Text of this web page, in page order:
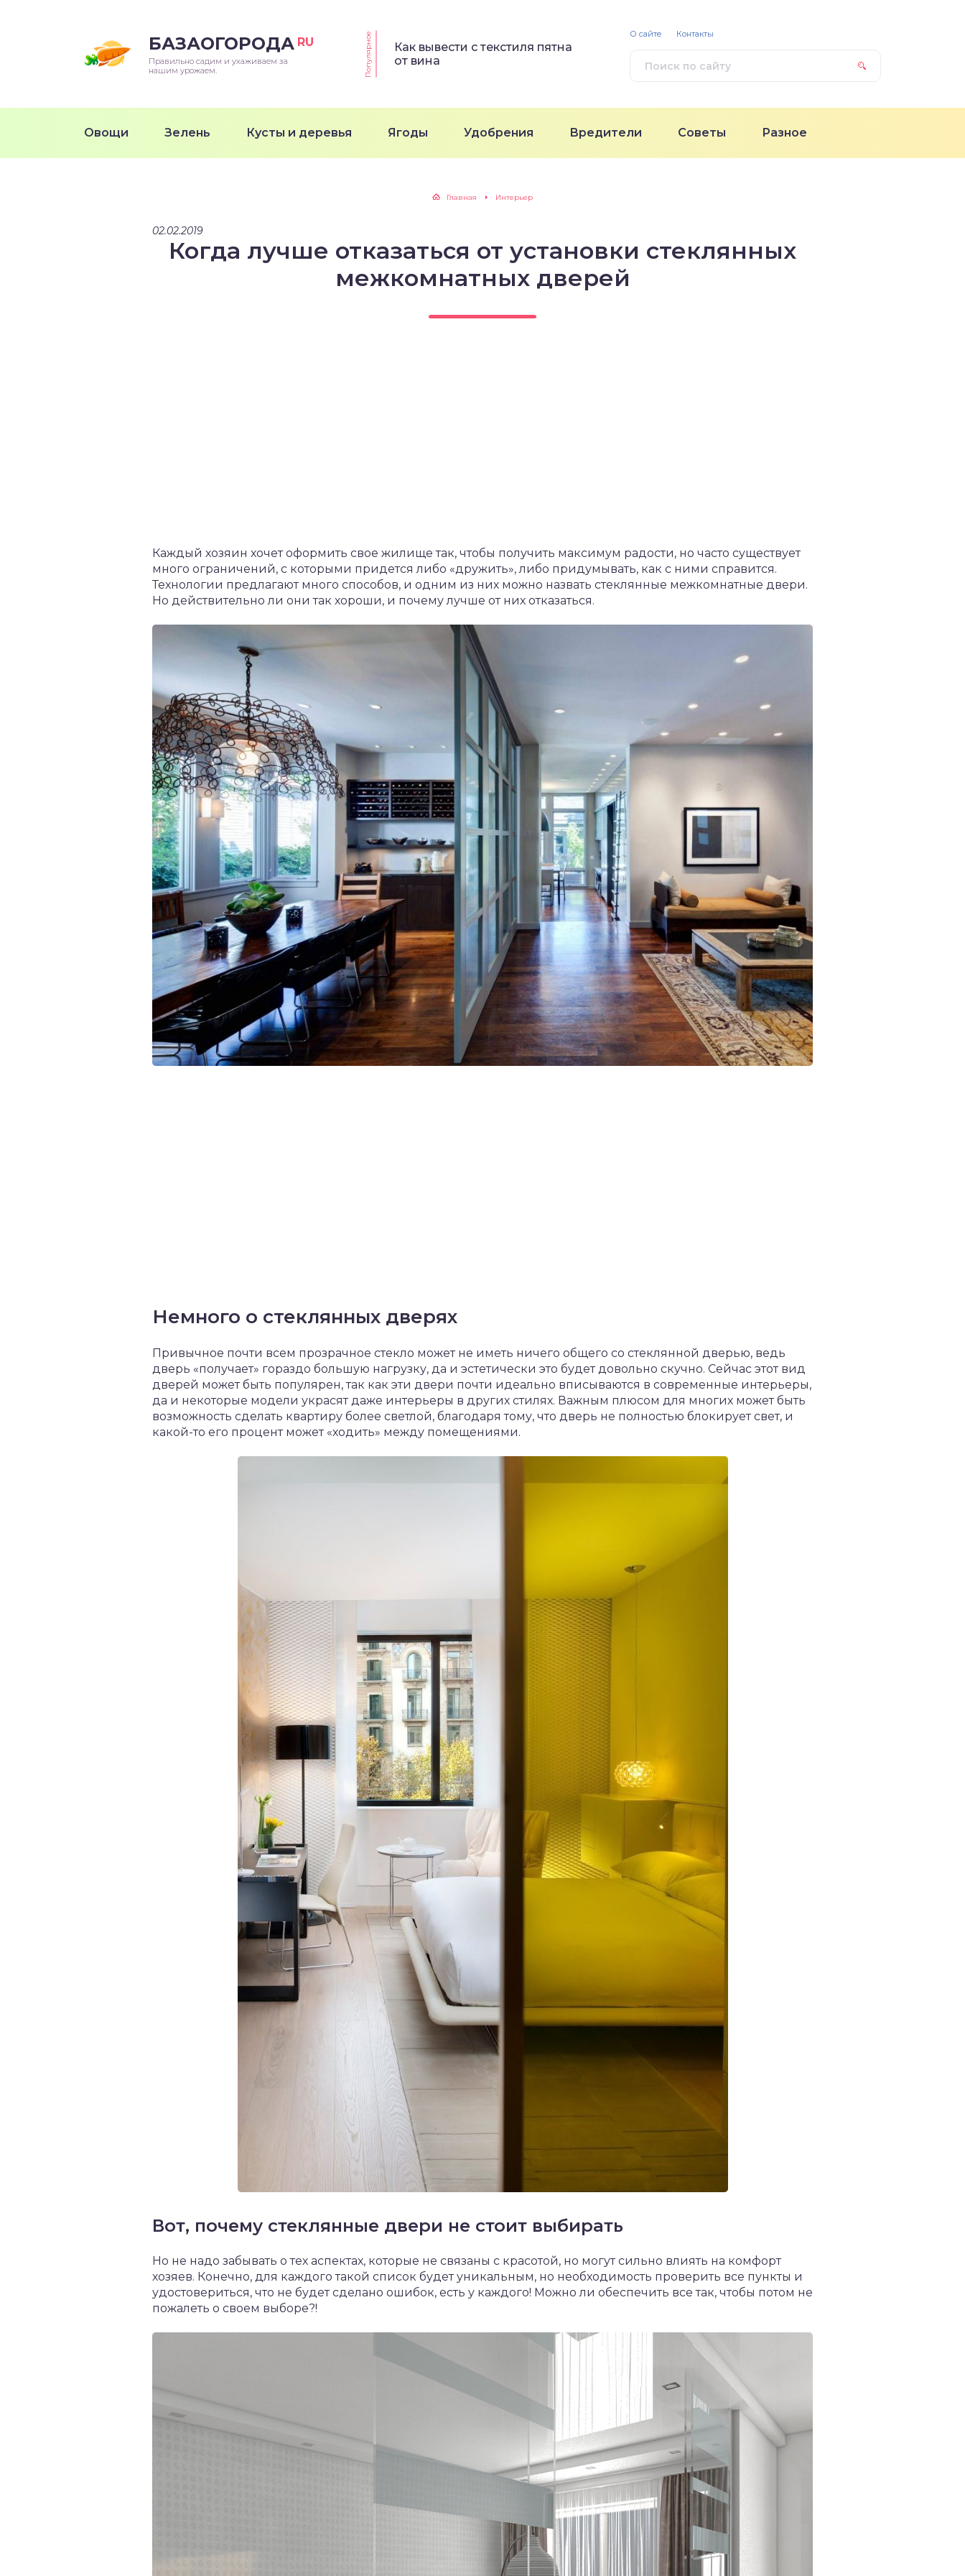
БАЗАОГОРОДА RU
Правильно садим и ухаживаем за
нашим урожаем.
Популярное
Как вывести с текстиля пятна
от вина
Овощи Зелень Кусты и деревья Ягоды Удобрения Вредители Советы Разное
О сайте Контакты
Главная Интерьер
02.02.2019
Когда лучше отказаться от установки стеклянных
межкомнатных дверей
Каждый хозяин хочет оформить свое жилище так, чтобы получить максимум радости, но часто существует
много ограничений, с которыми придется либо «дружить», либо придумывать, как с ними справится.
Технологии предлагают много способов, и одним из них можно назвать стеклянные межкомнатные двери.
Но действительно ли они так хороши, и почему лучше от них отказаться.
Немного о стеклянных дверях
Привычное почти всем прозрачное стекло может не иметь ничего общего со стеклянной дверью, ведь
дверь «получает» гораздо большую нагрузку, да и эстетически это будет довольно скучно. Сейчас этот вид
дверей может быть популярен, так как эти двери почти идеально вписываются в современные интерьеры,
да и некоторые модели украсят даже интерьеры в других стилях. Важным плюсом для многих может быть
возможность сделать квартиру более светлой, благодаря тому, что дверь не полностью блокирует свет, и
какой-то его процент может «ходить» между помещениями.
Вот, почему стеклянные двери не стоит выбирать
Но не надо забывать о тех аспектах, которые не связаны с красотой, но могут сильно влиять на комфорт
хозяев. Конечно, для каждого такой список будет уникальным, но необходимость проверить все пункты и
удостовериться, что не будет сделано ошибок, есть у каждого! Можно ли обеспечить все так, чтобы потом не
пожалеть о своем выборе?!